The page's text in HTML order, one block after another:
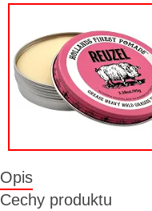
Opis
Cechy produktu